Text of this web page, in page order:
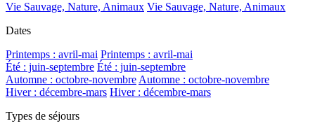
Vie Sauvage, Nature, Animaux Vie Sauvage, Nature, Animaux
Dates
Printemps : avril-mai Printemps : avril-mai
Été : juin-septembre Été : juin-septembre
Automne : octobre-novembreAutomne : octobre-novembre
Hiver : décembre-mars Hiver : décembre-mars
Types de séjours